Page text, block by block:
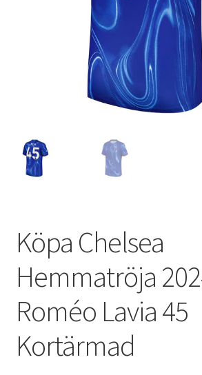
Köpa Chelsea
Hemmatröja
Roméo Lavia 45
Kortärmad